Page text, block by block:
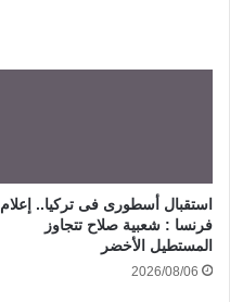
استقبال أسطورى فى تركيا.. إعلام
فرنسا : شعبية صلاح تتجاوز
المستطيل الأخضر
2026/08/06